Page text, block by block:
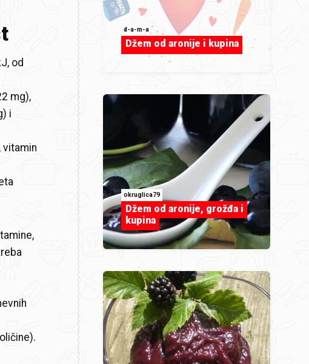
od
mg),
i
vitamin
d-a-m-a
Džem od aronije i kupina
okruglica79
Džem od aronije, grožđa i
kupina